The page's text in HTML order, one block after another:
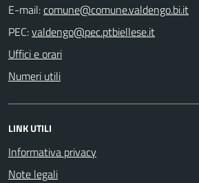
E-mail:
PEC:
Uffici e orari
Numeri utili
LINK UTILI
Informativa privacy
Note legali